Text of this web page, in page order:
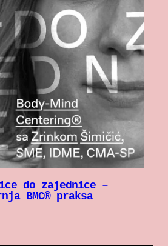
do zajednice –
BMC® praksa